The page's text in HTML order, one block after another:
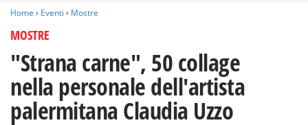
Home › Eventi › Mostre
MOSTRE
"Strana carne", 50 collage
nella personale dell'artista
palermitana Claudia Uzzo